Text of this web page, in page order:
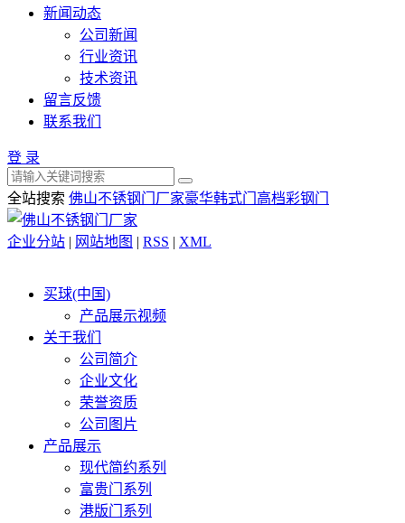
新闻动态
公司新闻
行业资讯
技术资讯
留言反馈
联系我们
登 录
全站搜索 佛山不锈钢门厂家豪华韩式门 高档彩钢门
企业分站 | 网站地图 | RSS | XML
买球(中国)
产品展示视频
关于我们
公司简介
企业文化
荣誉资质
公司图片
产品展示
现代简约系列
富贵门系列
港版门系列